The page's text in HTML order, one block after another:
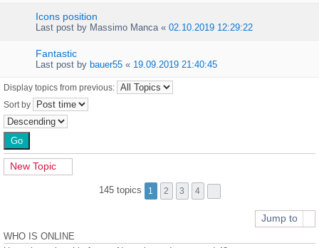
Icons position
Last post by Massimo Manca« 02.10.2019 12:29:22
Fantastic
Last post by bauer55 « 19.09.2019 21:40:45
Display topics from previous:
Sort by
New Topic
145 topics 1 2 3 4
Jump to
WHO IS ONLINE